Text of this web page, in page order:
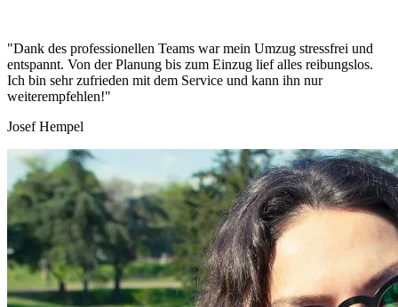
"Dank des professionellen Teams war mein Umzug stressfrei und
entspannt. Von der Planung bis zum Einzug lief alles reibungslos.
Ich bin sehr zufrieden mit dem Service und kann ihn nur
weiterempfehlen!"
Josef Hempel